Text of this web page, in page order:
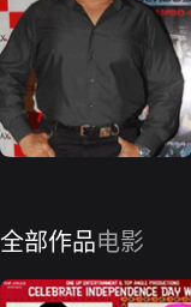
全部作品电影